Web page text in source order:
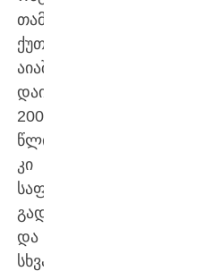
თამაში
ქუთაისის
აიაში
დაიწყო.
2007
წლიდან
კი
საფრანგეთში
გადავიდა
და
სხვადასხვა